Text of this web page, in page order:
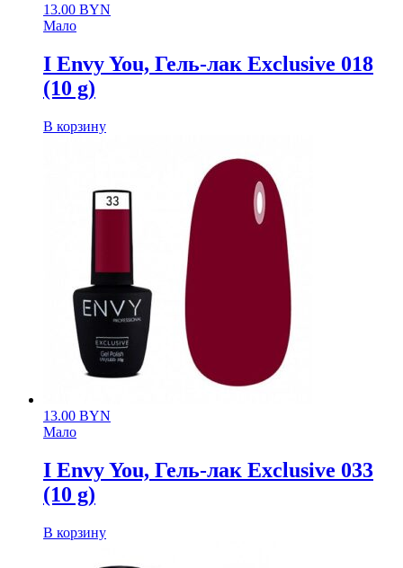
13.00 BYN
Мало
I Envy You, Гель-лак Exclusive 018
(10 g)
В корзину
13.00 BYN
Мало
I Envy You, Гель-лак Exclusive 033
(10 g)
В корзину